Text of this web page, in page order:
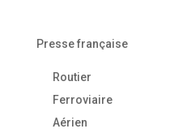
Presse française
Routier
Ferroviaire
Aérien